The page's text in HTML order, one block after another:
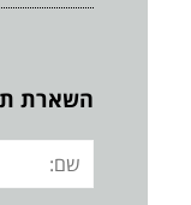
השארת
שם: